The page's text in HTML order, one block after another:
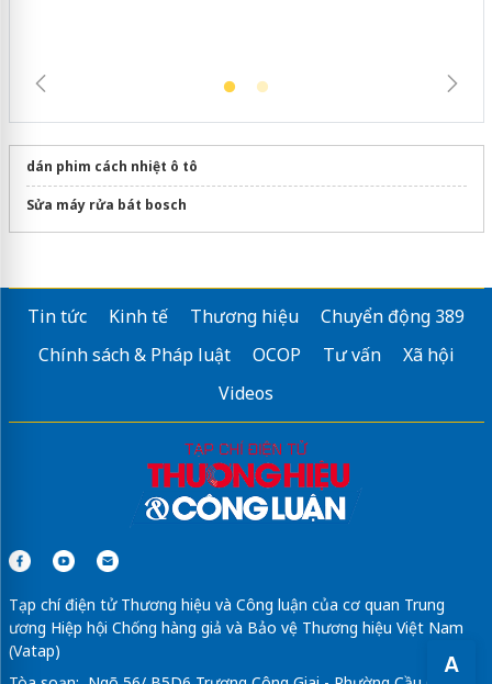
A
dán phim cách nhiệt ô tô
Sửa máy rửa bát bosch
Tin tức Kinh tế Thương hiệu
Chuyển động 389
Chính sách & Pháp luật
OCOP Tư vấn
Xã hội
Videos
Tạp chí điện tử Thương hiệu và Công luận của cơ quan Trung
ương Hiệp hội Chống hàng giả và Bảo vệ Thương hiệu Việt Nam
(Vatap)